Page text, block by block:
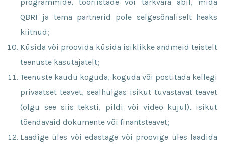
QBRI ja tema partnerid pole selgesõnaliselt heaks
kiitnud;
Küsida või proovida küsida isiklikke andmeid teistelt
teenuste kasutajatelt;
Teenuste kaudu koguda, koguda või postitada kellegi
privaatset teavet, sealhulgas isikut tuvastavat teavet
(olgu see siis teksti, pildi või video kujul), isikut
tõendavaid dokumente või finantsteavet;
Laadige üles või edastage või proovige üles laadida